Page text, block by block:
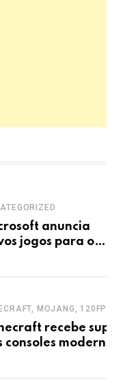
anuncia
jogos para o
MOJANG, 120FPS,
recebe
consoles modernos